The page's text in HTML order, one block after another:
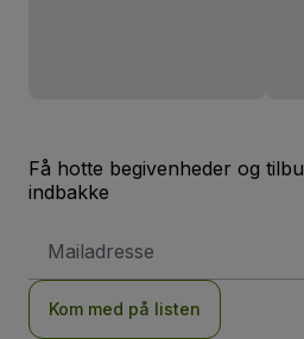
Få hotte begivenheder og
indbakke
adresse
Kom med på listen